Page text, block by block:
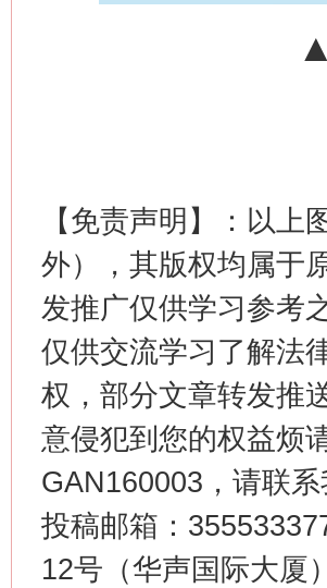
【免责声明】：以
外），其版权均属于
发推广仅供学习参考
仅供交流学习了解法
权，部分文章转发推
意侵犯到您的权益烦
GAN160003，请联
投稿邮箱：
12号（华声国际大厦
在谋一域中谋全局